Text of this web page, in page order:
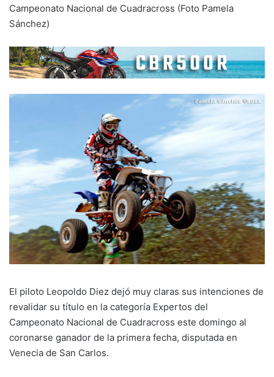
Campeonato Nacional de Cuadracross (Foto Pamela
Sánchez)
El piloto Leopoldo Diez dejó muy claras sus intenciones de
revalidar su título en la categoría Expertos del
Campeonato Nacional de Cuadracross este domingo al
coronarse ganador de la primera fecha, disputada en
Venecia de San Carlos.